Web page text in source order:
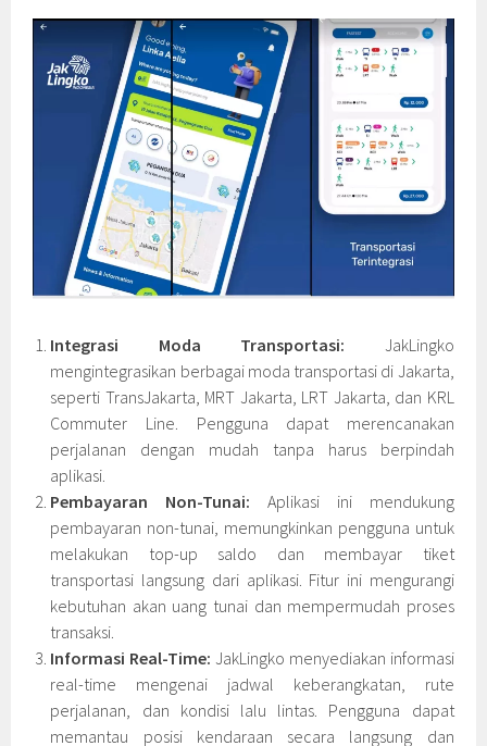
Integrasi Moda Transportasi: JakLingko
mengintegrasikan berbagai moda transportasi di Jakarta,
seperti TransJakarta, MRT Jakarta, LRT Jakarta, dan KRL
Commuter Line. Pengguna dapat merencanakan
perjalanan dengan mudah tanpa harus berpindah
aplikasi.
Pembayaran Non-Tunai: Aplikasi ini mendukung
pembayaran non-tunai, memungkinkan pengguna untuk
melakukan top-up saldo dan membayar tiket
transportasi langsung dari aplikasi. Fitur ini mengurangi
kebutuhan akan uang tunai dan mempermudah proses
transaksi.
Informasi Real-Time: JakLingko menyediakan informasi
real-time mengenai jadwal keberangkatan, rute
perjalanan, dan kondisi lalu lintas. Pengguna dapat
memantau posisi kendaraan secara langsung dan